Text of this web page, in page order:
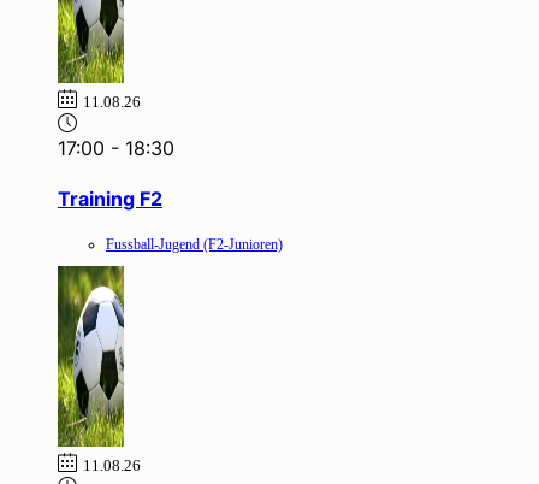
11.08.26
17:00 - 18:30
Training F2
Fussball-Jugend (F2-Junioren)
11.08.26